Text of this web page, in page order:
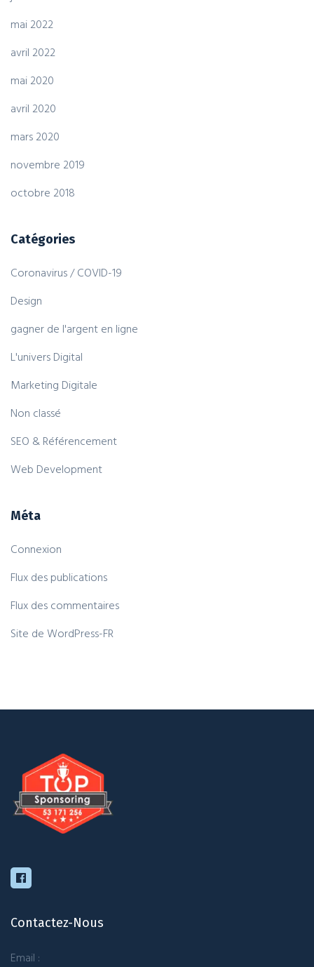
mai 2022
avril 2022
mai 2020
avril 2020
mars 2020
novembre 2019
octobre 2018
Catégories
Coronavirus / COVID-19
Design
gagner de l'argent en ligne
L'univers Digital
Marketing Digitale
Non classé
SEO & Référencement
Web Development
Méta
Connexion
Flux des publications
Flux des commentaires
Site de WordPress-FR
Contactez-Nous
Email :